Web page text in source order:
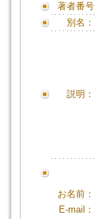
著者番号
別名：
説明：
お名前：
E-mail：